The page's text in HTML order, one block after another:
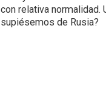
con relativa normalidad.
supiésemos de Rusia?